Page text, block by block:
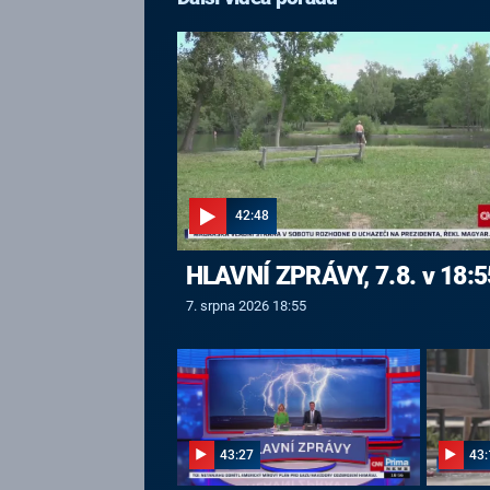
42:48
HLAVNÍ ZPRÁVY, 7.8. v
7. srpna 2026 18:55
43:27